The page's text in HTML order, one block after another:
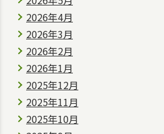
2026年4月
2026年3月
2026年2月
2026年1月
2025年12月
2025年11月
2025年10月